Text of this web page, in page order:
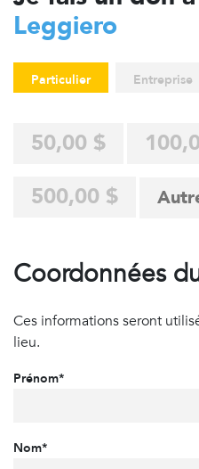
Leggiero
Particulier Entreprise
50,00 $
500,00 $
Coordonnées
Ces informations seront
lieu.
Prénom*
Nom*